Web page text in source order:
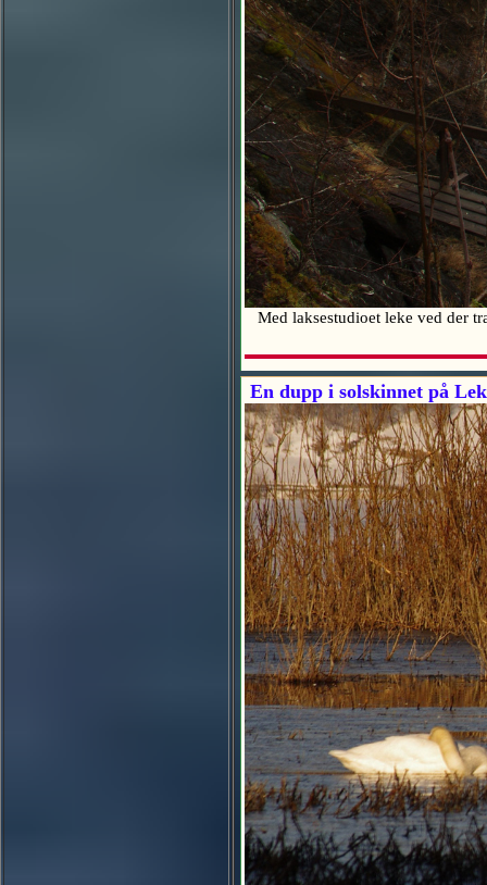
Med laksestudioet leke ved der
En dupp i solskinnet på